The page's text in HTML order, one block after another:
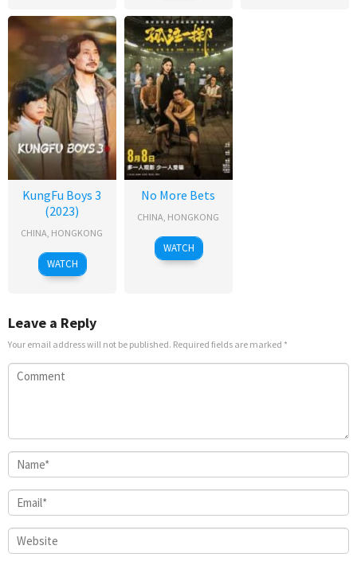
KungFu Boys 3
(2023)
CHINA HONGKONG
WATCH
No More Bets
CHINA HONGKONG
WATCH
Leave a Reply
Your email address will not be published. Required fields are marked *